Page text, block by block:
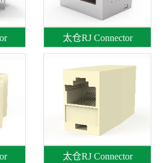
太仓RJ Connector
太仓RJ Connector